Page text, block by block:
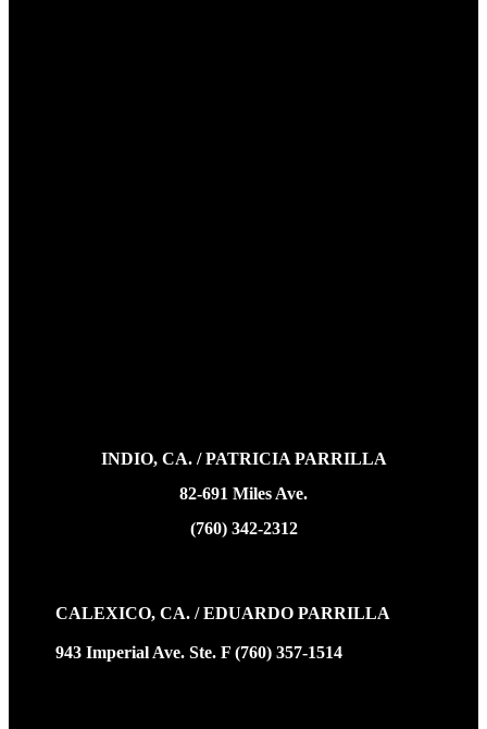
INDIO, CA. / PATRICIA PARRILLA
82-691 Miles Ave.
(760) 342-2312
CALEXICO, CA. / EDUARDO PARRILLA
943 Imperial Ave. Ste. F (760) 357-1514